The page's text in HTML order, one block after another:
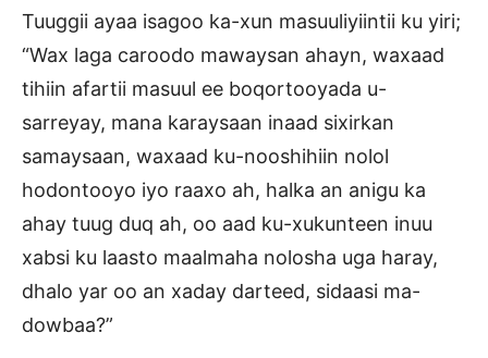
Tuuggii ayaa isagoo ka-xun masuuliyiintii ku yiri;
“Wax laga caroodo mawaysan ahayn, waxaad
tihiin afartii masuul ee boqortooyada u-
sarreyay, mana karaysaan inaad sixirkan
samaysaan, waxaad ku-nooshihiin nolol
hodontooyo iyo raaxo ah, halka an anigu ka
ahay tuug duq ah, oo aad ku-xukunteen inuu
xabsi ku laasto maalmaha nolosha uga haray,
dhalo yar oo an xaday darteed, sidaasi ma-
dowbaa?”